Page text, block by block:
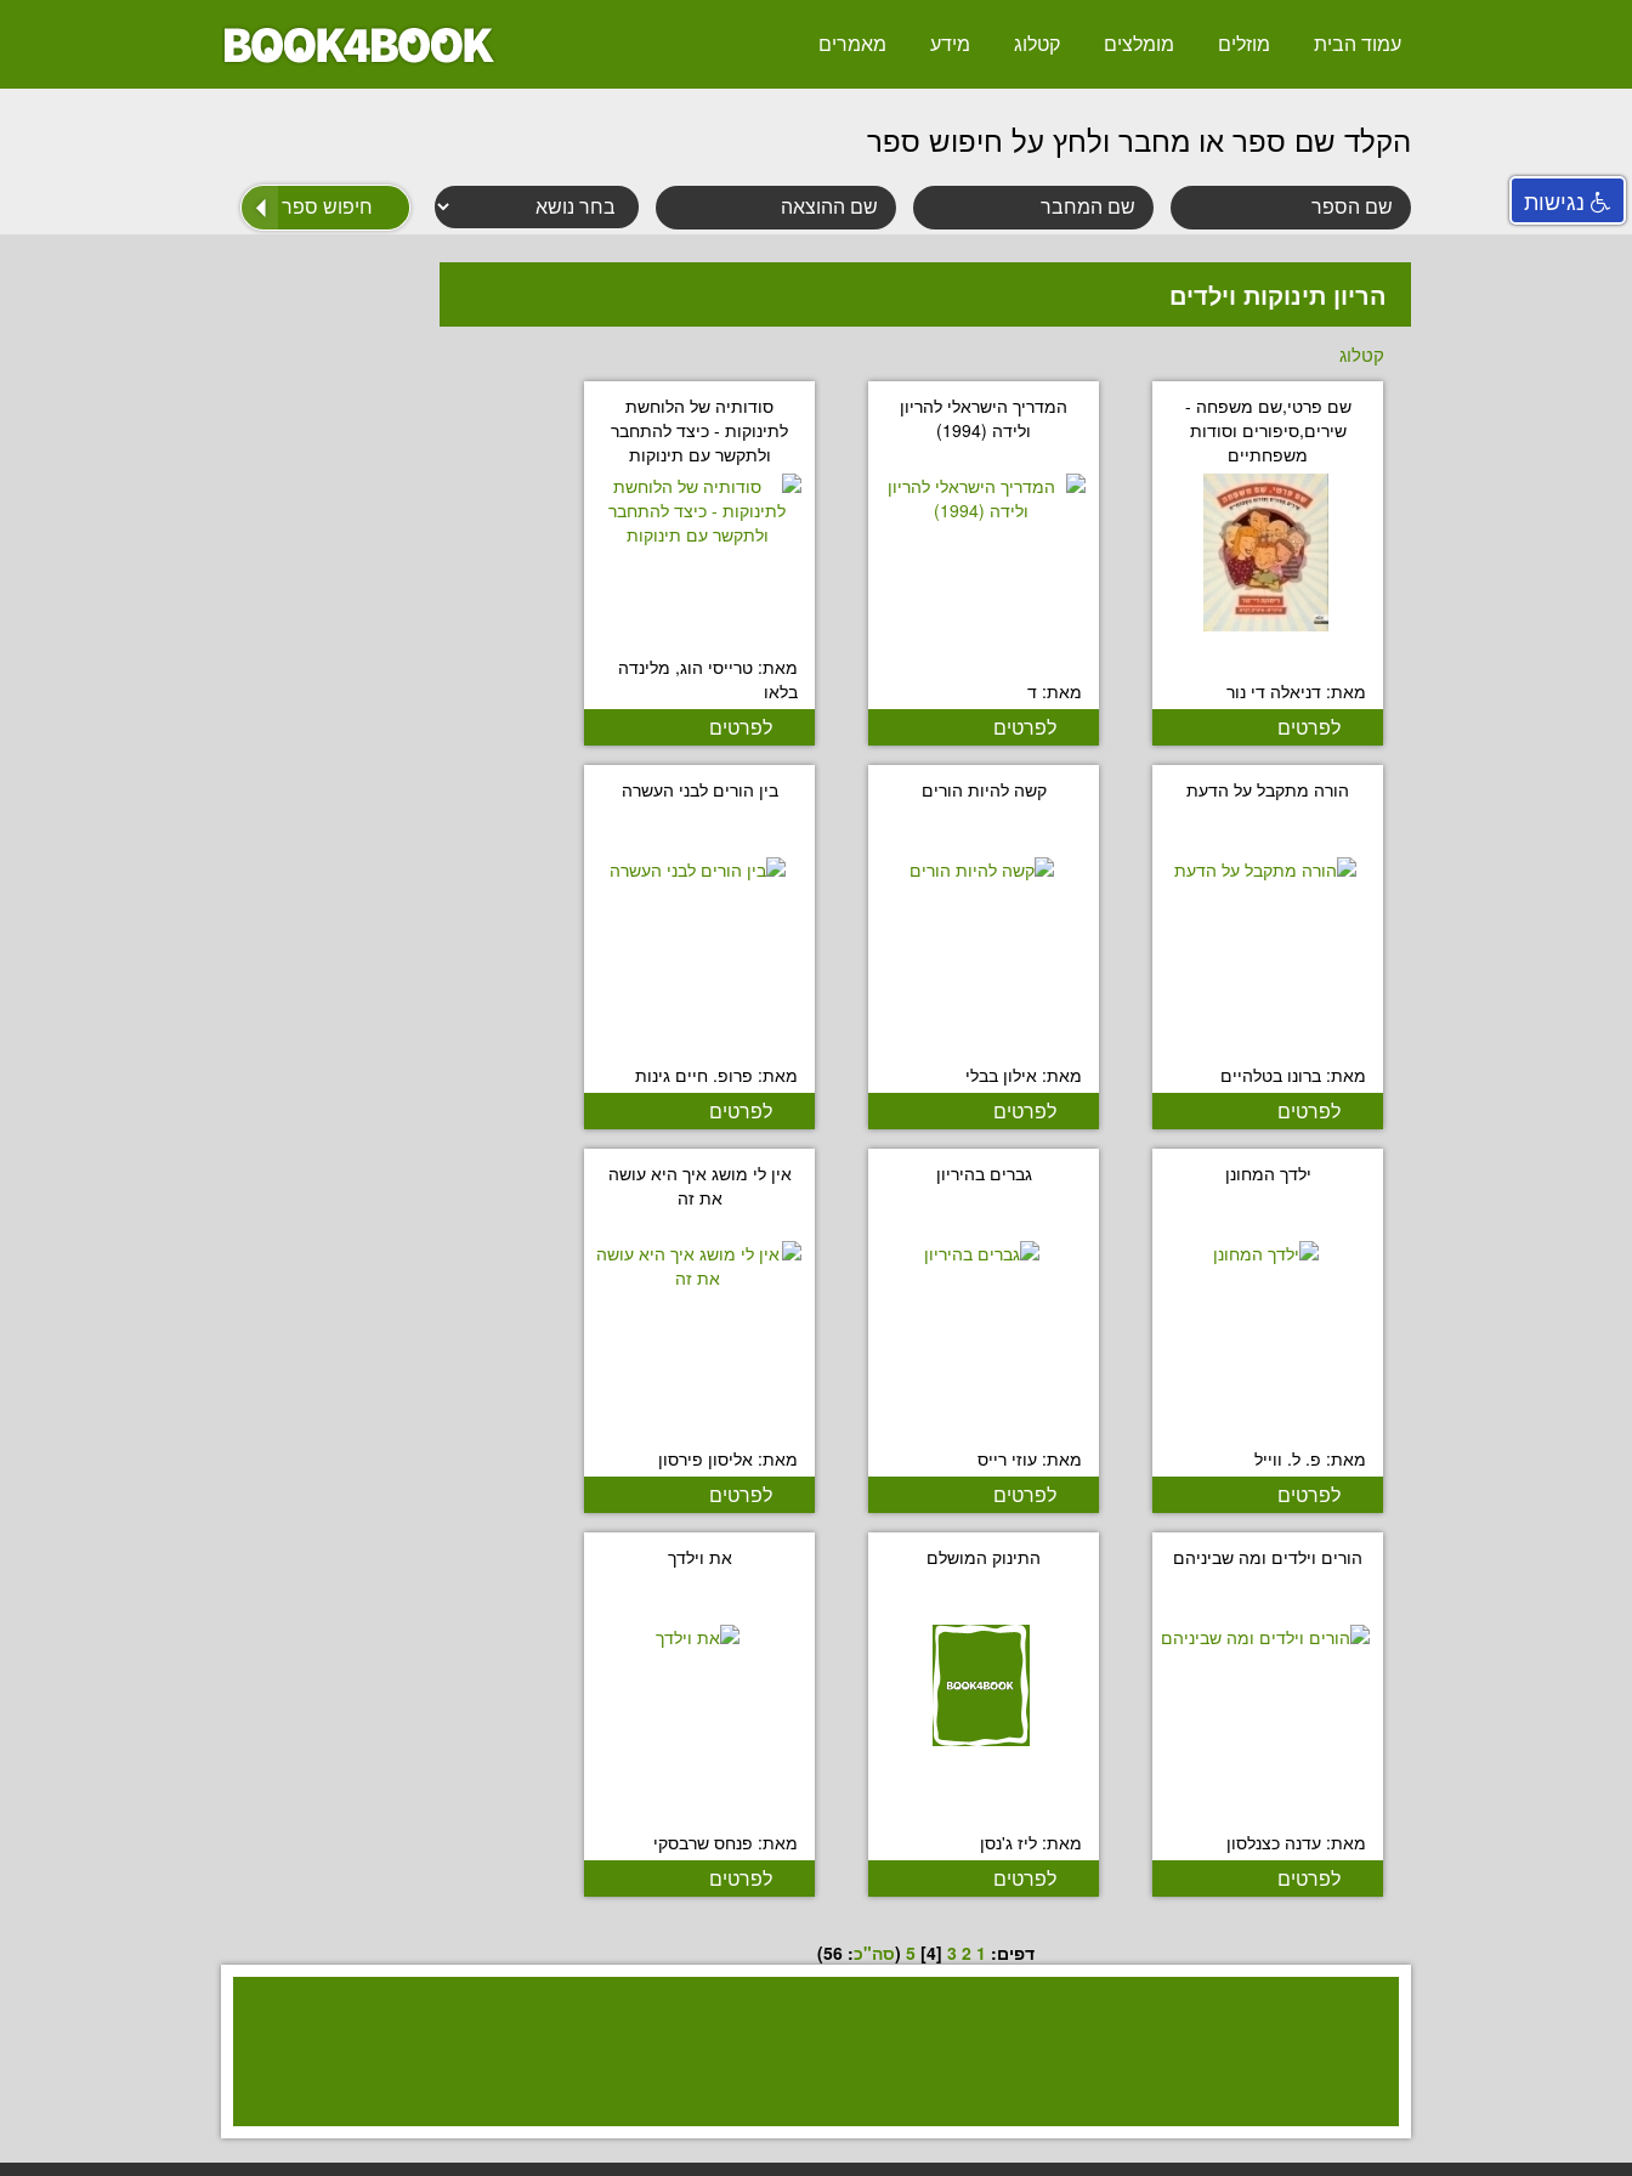
עמוד הבית מוזלים מומלצים קטלוג מידע מאמרים
הקלד שם ספר או מחבר ולחץ על חיפוש ספר
הריון תינוקות וילדים
קטלוג
שם פרטי,שם משפחה -
שירים,סיפורים וסודות
משפחתיים
מאת: דניאלה די נור
לפרטים
המדריך הישראלי להריון
ולידה (1994)
מאת: ד
לפרטים
סודותיה של הלוחשת
לתינוקות - כיצד להתחבר
ולתקשר עם תינוקות
מאת: טרייסי הוג, מלינדה
בלאו
לפרטים
הורה מתקבל על הדעת
מאת: ברונו בטלהיים
לפרטים
קשה להיות הורים
מאת: אילון בבלי
לפרטים
בין הורים לבני העשרה
מאת: פרופ. חיים גינות
לפרטים
ילדך המחונן
מאת: פ. ל. ווייל
לפרטים
גברים בהיריון
מאת: עוזי רייס
לפרטים
אין לי מושג איך היא עושה
את זה
מאת: אליסון פירסון
לפרטים
הורים וילדים ומה שביניהם
מאת: עדנה כצנלסון
לפרטים
התינוק המושלם
מאת: ליז ג'נסן
לפרטים
את וילדך
מאת: פנחס שרבסקי
לפרטים
דפים: 1
2
3
[4]
5
(סה"כ:
56
)
נגישות